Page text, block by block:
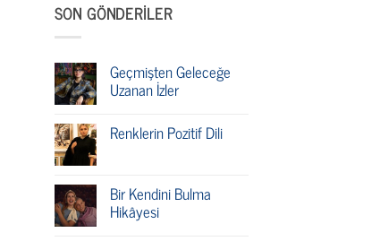
SON GÖNDERILER
Geçmişten Geleceğe
Uzanan İzler
Renklerin Pozitif Dili
Bir Kendini Bulma
Hikâyesi